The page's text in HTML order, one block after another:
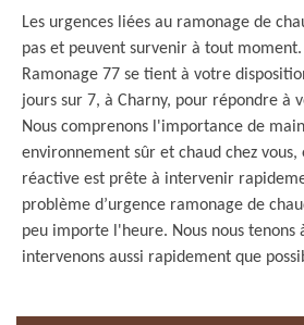
Les urgences liées au ramonage de
pas et peuvent survenir à tout
Ramonage 77 se tient à votre
jours sur 7, à Charny, pour répondre à
Nous comprenons l'importance de
environnement sûr et chaud chez
réactive est prête à intervenir
problème d’urgence ramonage de
peu importe l'heure. Nous nous tenons
intervenons aussi rapidement que